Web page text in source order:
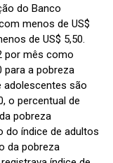
do Banco
menos de US$
de US$ 5,50.
por mês como
para a pobreza
adolescentes são
o percentual de
pobreza
do índice de adultos
da pobreza